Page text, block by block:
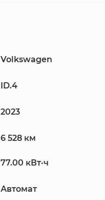
Volkswagen
ID.4
2023
6 528 км
77.00 кВт·ч
Автомат